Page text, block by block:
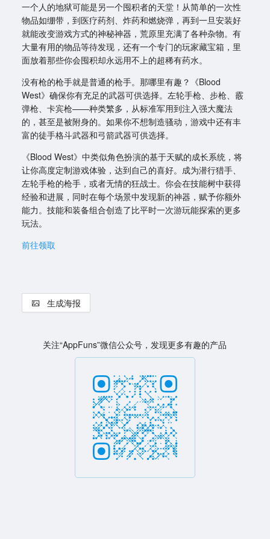
一个人的地狱可能是另一个囤积者的天堂！从简单的一次性
物品如绷带，到医疗药剂、炸药和燃烧弹，再到一旦安装好
就能改变游戏方式的神秘神器，荒原里充满了各种杂物。有
大量有用的物品等待发现，还有一个专门的玩家藏宝箱，里
面放着那些你会囤积却永远用不上的超稀有药水。
没有枪的枪手就是普通的枪手。那哪里有趣？《Blood
West》确保你有充足的武器可供选择。左轮手枪、步枪、霰
弹枪、卡宾枪——种类繁多，从标准军用到注入强大魔法
的，甚至是被附身的。如果你不想制造骚动，游戏中还有丰
富的徒手格斗武器和弓箭武器可供选择。
《Blood West》中类似角色扮演的基于天赋的成长系统，将
让你高度定制游戏体验，达到自己的喜好。成为潜行猎手、
左轮手枪的枪手，或者无情的狂战士。你会在技能树中获得
经验和进展，同时在每个场景中发现新的神器，赋予你额外
能力。技能和装备组合创造了比平时一次游玩能探索的更多
玩法。
前往领取
生成海报
关注“AppFuns”微信公众号，发现更多有趣的产品